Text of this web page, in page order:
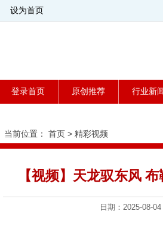
设为首页
登录首页 原创推荐 行业新
当前位置： 首页 > 精彩视频
【视频】天龙驭东风
日期：2025-